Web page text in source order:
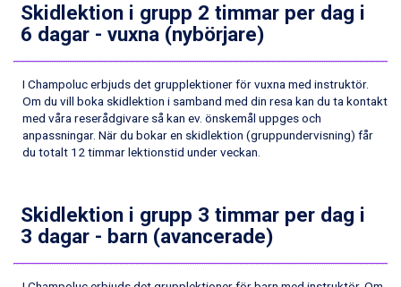
Canazei från 7.195 kr.
Livigno från 5.595 kr.
Alleghe från 8.545 kr.
Bad Gastein från 6.295 kr.
Arabba från 11.045 kr.
La Thuile från 7.045 kr.
Passo Tonale från 5.895 kr.
Bad Hofgastein från 8.595 kr.
Saalbach från 9.445 kr.
Champoluc från 5.945 kr.
Skidlektion i grupp 2 timmar per dag i
6 dagar - vuxna (nybörjare)
I Champoluc erbjuds det grupplektioner för vuxna med instruktör.
Om du vill boka skidlektion i samband med din resa kan du ta kontakt
med våra reserådgivare så kan ev. önskemål uppges och
anpassningar. När du bokar en skidlektion (gruppundervisning) får
du totalt 12 timmar lektionstid under veckan.
Skidlektion i grupp 3 timmar per dag i
3 dagar - barn (avancerade)